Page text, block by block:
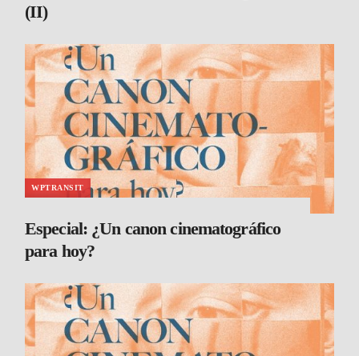
(II)
WPTRANSIT
Especial: ¿Un canon cinematográfico
para hoy?